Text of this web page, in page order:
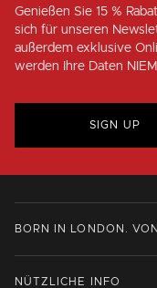
Genießen Sie 15 %
sich für unseren
außerdem exklusive
werden Ihre Daten
SIGN UP
BORN IN LONDON.
NÜTZLICHE INFO